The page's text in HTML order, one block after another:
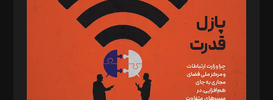
تحریریه‌: مجتبی محمود‌ی، آرش برهمند، یسنا امان‌پور، سروش کرمیان،
مصطفی مسجدی آرانی، ابوالفضل رجبی، زهرا فکرانه، فائزه فتحی
رستمی،مصطفی باستان
ویرایش: نگار استاد‌‌آقا
طراح یونیفرم: مجید توکلی
فیلمبرداری و عکاسی: امیر شفیعی، مانی لطفی زاده